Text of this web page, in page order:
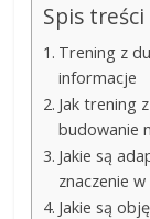
Spis treści
Trening z
informacje
Jak trening
budowanie
Jakie są
znaczenie
Jakie są